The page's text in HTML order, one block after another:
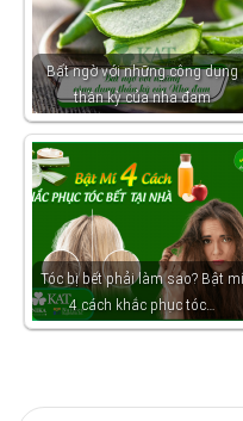
Bất ngờ với những công dụng
thần kỳ của nha đam
Tóc bị bết phải làm sao? Bật mí
4 cách khắc phục tóc…